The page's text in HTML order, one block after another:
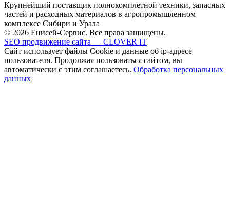
Крупнейший поставщик полнокомплетной техники, запасных
частей и расходных материалов в агропромышленном
комплексе Сибири и Урала
© 2026 Енисей-Сервис. Все права защищены.
SEO продвижение сайта — CLOVER IT
Сайт использует файлы Cookie и данные об ip-адресе
пользователя. Продолжая пользоваться сайтом, вы
автоматически с этим соглашаетесь. Обработка персональных
данных